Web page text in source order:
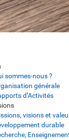
sommes-nous ?
générale
d’Activités
visions et
durable